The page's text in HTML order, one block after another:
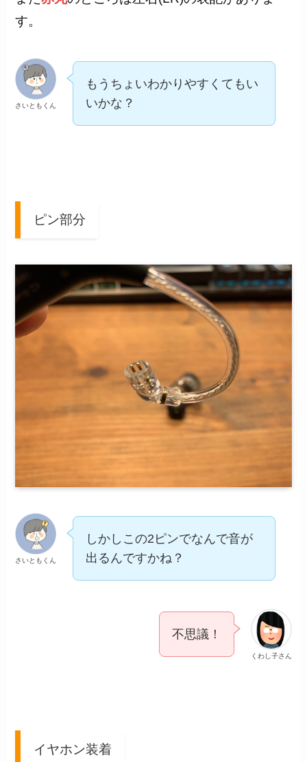
す。
さいともくん
もうちょいわかりやすくてもい
いかな？
ピン部分
さいともくん
しかしこの2ピンでなんで音が
出るんですかね？
くわし子さん
不思議！
イヤホン装着